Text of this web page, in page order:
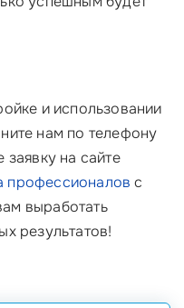
и использовании
нам по телефону
заявку на сайте
профессионалов с
выработать
результатов!